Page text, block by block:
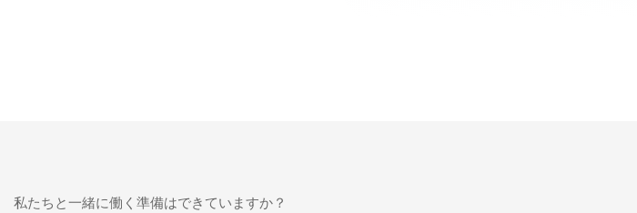
私たちと一緒に働く準備はできていますか？